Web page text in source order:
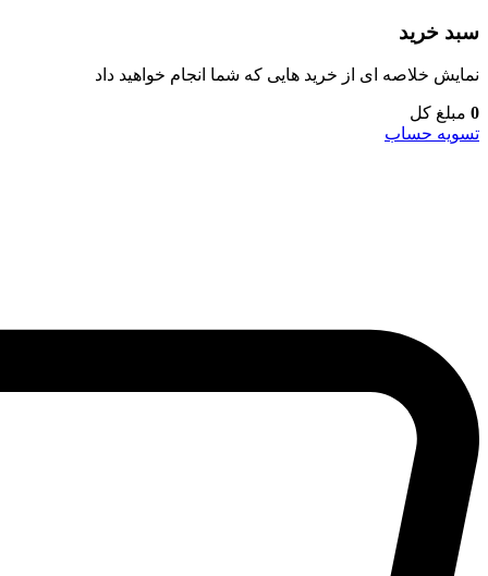
سبد خرید
نمایش خلاصه ای از خرید هایی که شما انجام خواهید داد
0 مبلغ کل
تسویه حساب